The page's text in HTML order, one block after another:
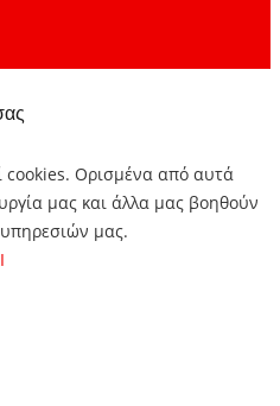
cookies. Ορισμένα από αυτά
μας και άλλα μας βοηθούν
μας.